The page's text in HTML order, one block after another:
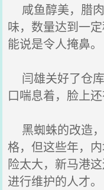
咸鱼醇美，腊
味，数量达到一
能说是令人掩鼻。
闫雄关好了仓
口喘息着，脸上还
黑蜘蛛的改造
格，但这些年，
险太大，新马港
进行维护的人才。